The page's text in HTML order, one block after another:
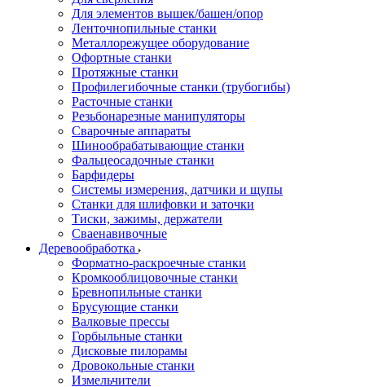
Для элементов вышек/башен/опор
Ленточнопильные станки
Металлорежущее оборудование
Офортные станки
Протяжные станки
Профилегибочные станки (трубогибы)
Расточные станки
Резьбонарезные манипуляторы
Сварочные аппараты
Шинообрабатывающие станки
Фальцеосадочные станки
Барфидеры
Системы измерения, датчики и щупы
Станки для шлифовки и заточки
Тиски, зажимы, держатели
Cваенавивочные
Деревообработка
Форматно-раскроечные станки
Кромкооблицовочные станки
Бревнопильные станки
Брусующие станки
Валковые прессы
Горбыльные станки
Дисковые пилорамы
Дровокольные станки
Измельчители